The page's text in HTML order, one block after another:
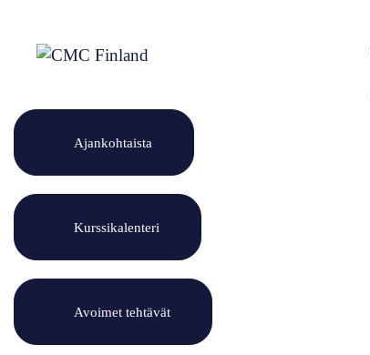
Ajankohtaista
Kurssikalenteri
Avoimet tehtävät